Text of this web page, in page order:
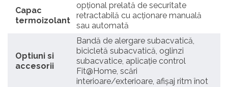
Capac
termoizolant
opțional prelată de securitate
retractabilă cu acționare manuală
sau automată
Optiuni si
accesorii
Bandă de alergare subacvatică,
bicicletă subacvatică, oglinzi
subacvatice, aplicație control
Fit@Home, scări
interioare/exterioare, afișaj ritm înot